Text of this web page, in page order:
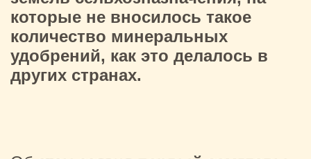
которые не вносилось такое
количество минеральных
удобрений, как это делалось в
других странах.